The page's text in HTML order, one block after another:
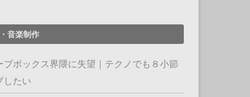
音楽制作
ブボックス界隈に失望｜テクノでも８小節
したい